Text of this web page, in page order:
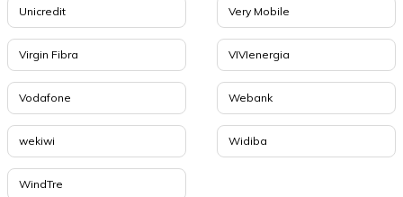
Unicredit Very Mobile
Virgin Fibra VIVIenergia
Vodafone Webank
wekiwi Widiba
WindTre